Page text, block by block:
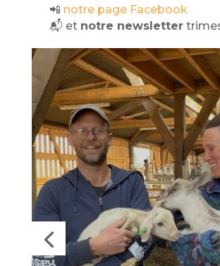
📲 notre page Facebook
📬 et notre newsletter